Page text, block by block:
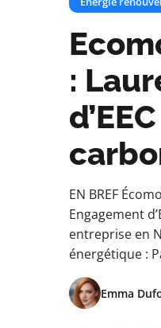
:
EN BREF
Engagement
entreprise en
énergétique :
Emma